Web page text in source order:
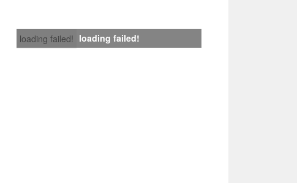
loading failed! loading failed!